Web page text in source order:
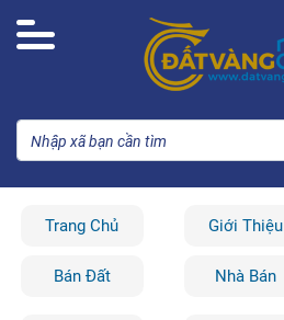
Trang Chủ Giới Thiệu
Bán Đất Nhà Bán